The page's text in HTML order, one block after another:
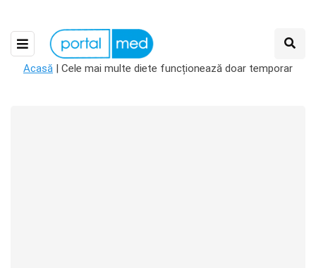
Acasă | Cele mai multe diete funcționează doar temporar